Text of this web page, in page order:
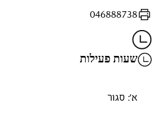
046888738
שעות פעילות
א': סגור